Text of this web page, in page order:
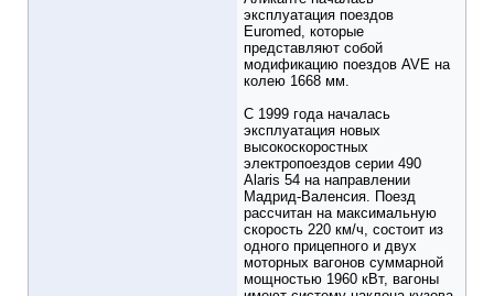
эксплуатация поездов
Euromed, которые
представляют собой
модификацию поездов AVE на
колею 1668 мм.
С 1999 года началась
эксплуатация новых
высокоскоростных
электропоездов серии 490
Alaris 54 на направлении
Мадрид-Валенсия. Поезд
рассчитан на максимальную
скорость 220 км/ч, состоит из
одного прицепного и двух
моторных вагонов суммарной
мощностью 1960 кВт, вагоны